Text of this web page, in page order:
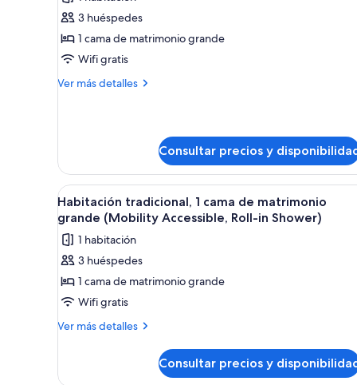
fotos
de
Suite
estudio,
1
en
esquina
(Hearing
Accessible)
3 huéspedes
1 cama de matrimonio grande
Wifi gratis
Ver más detalles
Más
cama
de
matrimonio
grande,
en
esquina
(Hearing
Accessible)
Consultar precios y
Abrir
todas
las
fotos
de
Habitación
tradicional,
1
matrimonio
Habitación de hotel con una
5
Habitación tradicional, 1 cama de matrimonio
grande (Mobility Accessible, Roll-in Shower)
1 habitación
3 huéspedes
1 cama de matrimonio grande
Wifi gratis
Ver más detalles
Más
Consultar precios y